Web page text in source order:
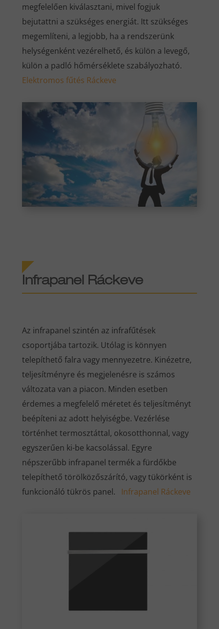
megfelelően kiválasztani, mivel fogjuk
bejutattni a szükséges energiát. Itt szükséges
megemlíteni, a legjobb, ha a rendszerünk
helységenként vezérelhető, és külön a levegő,
külön a padló hőmérséklete szabályozható.
Elektromos fűtés Ráckeve
Infrapanel Ráckeve
Az infrapanel szintén az infrafűtések
csoportjába tartozik. Utólag is könnyen
telepíthető falra vagy mennyezetre. Kinézetre,
teljesítményre és megjelenésre is számos
változata van a piacon. Minden esetben
érdemes a megfelelő méretet és teljesítményt
beépíteni az adott helyiségbe. Vezérlése
történhet termosztáttal, okosotthonnal, vagy
egyszerűen ki-be kacsolással. Egyre
népszerűbb infrapanel termék a fürdőkbe
telepíthető törölközőszárító, vagy tükörként is
funkcionáló tükrös panel. Infrapanel Ráckeve